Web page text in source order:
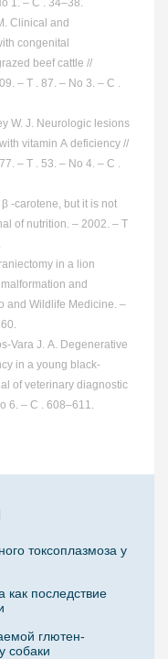
1. – С . 34–38.
Clinical and
congenital
beef cattle //
– Т . 87. – No 3. – С .
W. J. Neurologic lesions
vitamin A deficiency //
– Т . 53. – No 4. – С .
-carotene, but it is not
of nutrition. – 2002. – Т
in a lion
and
and Wildlife Medicine. –
Vara J. A. Degenerative
in a young black-
of veterinary diagnostic
6. – С . 608–611.
токсоплазмоза у
последствие
глютен-
собаки